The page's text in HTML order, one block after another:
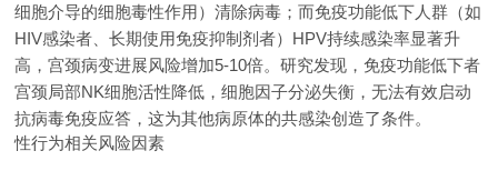
细胞介导的细胞毒性作用）清除病毒；而免疫功能低下人群（如
HIV感染者、长期使用免疫抑制剂者）HPV持续感染率显著升
高，宫颈病变进展风险增加5-10倍。研究发现，免疫功能低下者
宫颈局部NK细胞活性降低，细胞因子分泌失衡，无法有效启动
抗病毒免疫应答，这为其他病原体的共感染创造了条件。
性行为相关风险因素